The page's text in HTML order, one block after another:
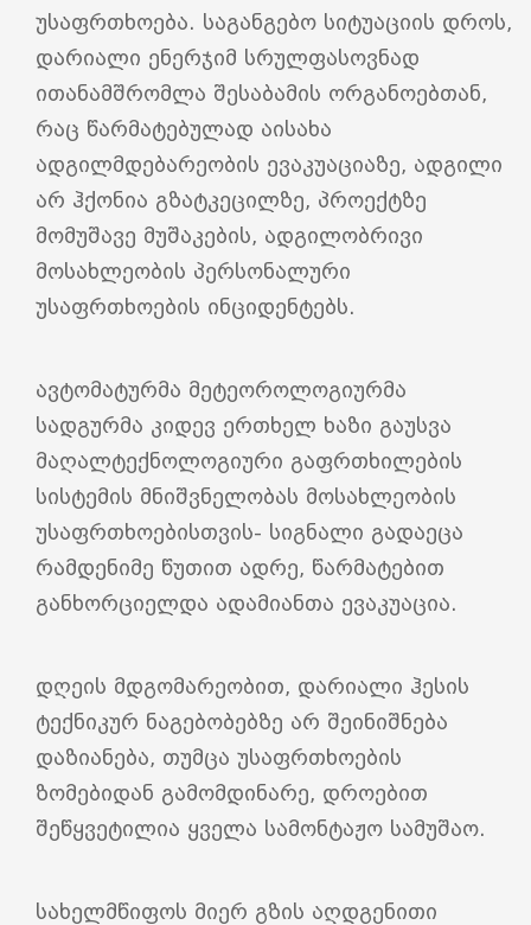
უსაფრთხოება. საგანგებო სიტუაციის დროს,
დარიალი ენერჯიმ სრულფასოვნად
ითანამშრომლა შესაბამის ორგანოებთან,
რაც წარმატებულად აისახა
ადგილმდებარეობის ევაკუაციაზე, ადგილი
არ ჰქონია გზატკეცილზე, პროექტზე
მომუშავე მუშაკების, ადგილობრივი
მოსახლეობის პერსონალური
უსაფრთხოების ინციდენტებს.
ავტომატურმა მეტეოროლოგიურმა
სადგურმა კიდევ ერთხელ ხაზი გაუსვა
მაღალტექნოლოგიური გაფრთხილების
სისტემის მნიშვნელობას მოსახლეობის
უსაფრთხოებისთვის- სიგნალი გადაეცა
რამდენიმე წუთით ადრე, წარმატებით
განხორციელდა ადამიანთა ევაკუაცია.
დღეის მდგომარეობით, დარიალი ჰესის
ტექნიკურ ნაგებობებზე არ შეინიშნება
დაზიანება, თუმცა უსაფრთხოების
ზომებიდან გამომდინარე, დროებით
შეწყვეტილია ყველა სამონტაჟო სამუშაო.
სახელმწიფოს მიერ გზის აღდგენითი